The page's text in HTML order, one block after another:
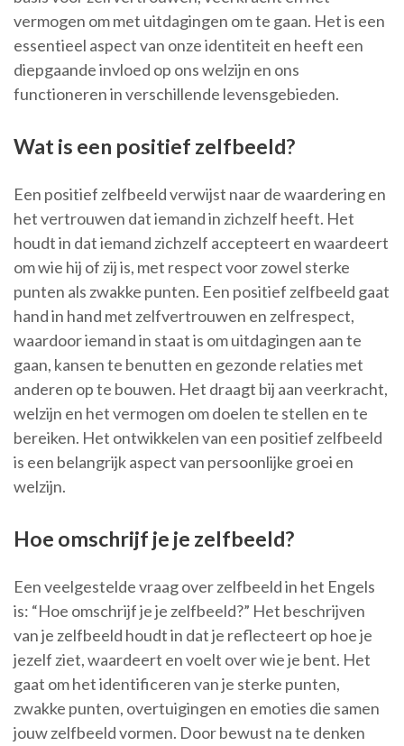
vermogen om met uitdagingen om te gaan. Het is een
essentieel aspect van onze identiteit en heeft een
diepgaande invloed op ons welzijn en ons
functioneren in verschillende levensgebieden.
Wat is een positief zelfbeeld?
Een positief zelfbeeld verwijst naar de waardering en
het vertrouwen dat iemand in zichzelf heeft. Het
houdt in dat iemand zichzelf accepteert en waardeert
om wie hij of zij is, met respect voor zowel sterke
punten als zwakke punten. Een positief zelfbeeld gaat
hand in hand met zelfvertrouwen en zelfrespect,
waardoor iemand in staat is om uitdagingen aan te
gaan, kansen te benutten en gezonde relaties met
anderen op te bouwen. Het draagt bij aan veerkracht,
welzijn en het vermogen om doelen te stellen en te
bereiken. Het ontwikkelen van een positief zelfbeeld
is een belangrijk aspect van persoonlijke groei en
welzijn.
Hoe omschrijf je je zelfbeeld?
Een veelgestelde vraag over zelfbeeld in het Engels
is: “Hoe omschrijf je je zelfbeeld?” Het beschrijven
van je zelfbeeld houdt in dat je reflecteert op hoe je
jezelf ziet, waardeert en voelt over wie je bent. Het
gaat om het identificeren van je sterke punten,
zwakke punten, overtuigingen en emoties die samen
jouw zelfbeeld vormen. Door bewust na te denken